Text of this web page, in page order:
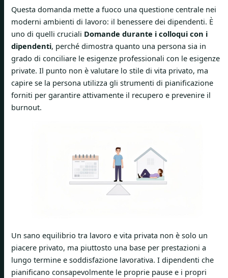
Questa domanda mette a fuoco una questione centrale nei
moderni ambienti di lavoro: il benessere dei dipendenti. È
uno di quelli cruciali Domande durante i colloqui con i
dipendenti, perché dimostra quanto una persona sia in
grado di conciliare le esigenze professionali con le esigenze
private. Il punto non è valutare lo stile di vita privato, ma
capire se la persona utilizza gli strumenti di pianificazione
forniti per garantire attivamente il recupero e prevenire il
burnout.
Un sano equilibrio tra lavoro e vita privata non è solo un
piacere privato, ma piuttosto una base per prestazioni a
lungo termine e soddisfazione lavorativa. I dipendenti che
pianificano consapevolmente le proprie pause e i propri